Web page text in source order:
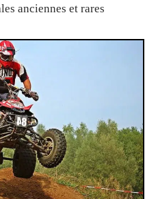
anciennes et rares